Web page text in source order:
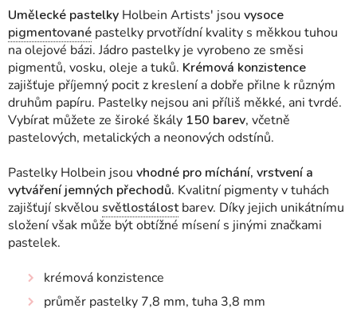
Umělecké pastelky Holbein Artists' jsou vysoce
pigmentované pastelky prvotřídní kvality s měkkou tuhou
na olejové bázi. Jádro pastelky je vyrobeno ze směsi
pigmentů, vosku, oleje a tuků. Krémová konzistence
zajišťuje příjemný pocit z kreslení a dobře přilne k různým
druhům papíru. Pastelky nejsou ani příliš měkké, ani tvrdé.
Vybírat můžete ze široké škály 150 barev, včetně
pastelových, metalických a neonových odstínů.
Pastelky Holbein jsou vhodné pro míchání, vrstvení a
vytváření jemných přechodů. Kvalitní pigmenty v tuhách
zajišťují skvělou světlostálostbarev. Díky jejich unikátnímu
složení však může být obtížné mísení s jinými značkami
pastelek.
krémová konzistence
průměr pastelky 7,8 mm, tuha 3,8 mm